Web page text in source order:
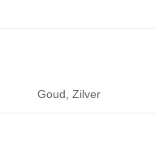
Goud, Zilver